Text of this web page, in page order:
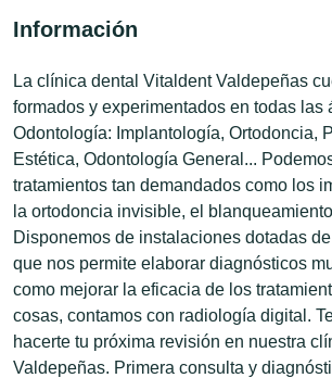
Información
La clínica dental Vitaldent Valdepeñas
formados y experimentados en todas las
Odontología: Implantología, Ortodoncia,
Estética, Odontología General...
tratamientos tan demandados como los
la ortodoncia invisible, el
Disponemos de instalaciones dotadas
que nos permite elaborar diagnósticos
como mejorar la eficacia de los
cosas, contamos con radiología digital.
hacerte tu próxima revisión en nuestra
Valdepeñas. Primera consulta y